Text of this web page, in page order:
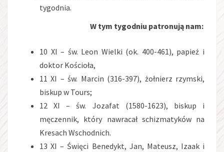
tygodnia.
W tym tygodniu patronują nam:
10 XI – św. Leon Wielki (ok. 400-461), papież i
doktor Kościoła,
11 XI – św. Marcin (316-397), żołnierz rzymski,
biskup w Tours;
12 XI – św. Jozafat (1580-1623), biskup i
męczennik, który nawracał schizmatyków na
Kresach Wschodnich.
13 XI – Święci Benedykt, Jan, Mateusz, Izaak i